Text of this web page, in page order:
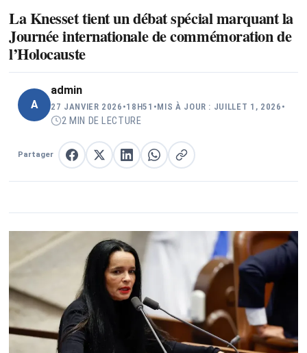
La Knesset tient un débat spécial marquant la
Journée internationale de commémoration de
l’Holocauste
A
admin
27 JANVIER 2026 •18H51 •MIS À JOUR : JUILLET 1, 2026 •
2 MIN DE LECTURE
Partager Partager sur Facebook
Partager sur XPartager sur LinkedIn
Partager sur WhatsApp
Copier le lien